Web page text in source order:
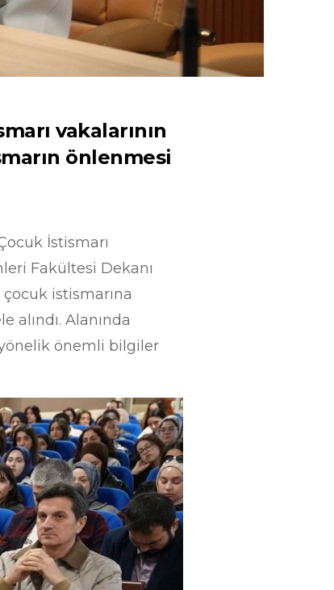
vakalarının
önlenmesi
İstismarı
Fakültesi Dekanı
istismarına
Alanında
önemli bilgiler